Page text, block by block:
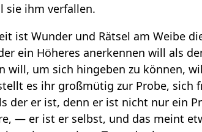
sie ihm verfallen.
ist Wunder und Rätsel am Weibe
ein Höheres anerkennen will als
will, um sich hingeben zu können,
es ihr großmütig zur Probe, sich
der er ist, denn er ist nicht nur ein
— er ist er selbst, und das meint